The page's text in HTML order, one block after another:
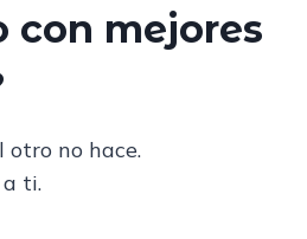
con mejores
otro no hace.
ti.